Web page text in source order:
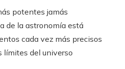
potentes jamás
de la astronomía está
cada vez más precisos
límites del universo